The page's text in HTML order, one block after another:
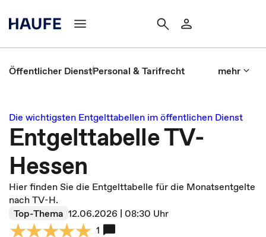
Öffentlicher DienstPersonal & Tarifrecht mehr
Die wichtigsten Entgelttabellen im öffentlichen Dienst
Entgelttabelle TV-
Hessen
Hier finden Sie die Entgelttabelle für die Monatsentgelte
nach TV-H.
Top-Thema 12.06.2026 | 08:30 Uhr
1